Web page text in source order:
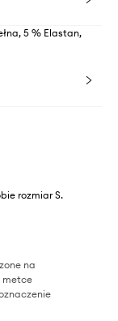
5 % Elastan,
rozmiar S.
na
metce